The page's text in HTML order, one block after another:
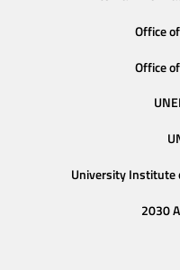
Office
Office
University Institute
2030